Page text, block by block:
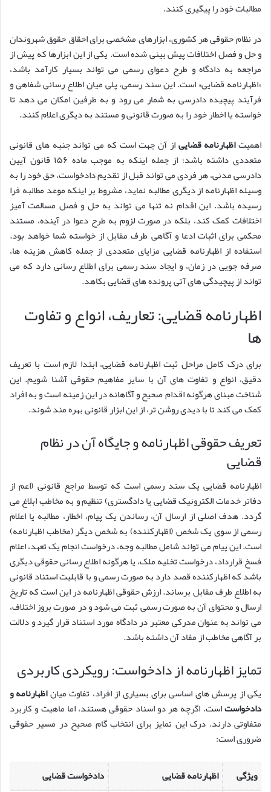
مطالبات خود را پیگیری کنند.
در نظام حقوقی هر کشوری، ابزارهای مشخصی برای احقاق حقوق شهروندان
و حل و فصل اختلافات پیش بینی شده است. یکی از این ابزارها که پیش از
مراجعه به دادگاه و طرح دعوای رسمی می تواند بسیار کارآمد باشد،
«اظهارنامه قضایی» است. این سند رسمی، پلی میان اطلاع رسانی شفاهی و
فرآیند پیچیده دادرسی به شمار می رود و به طرفین امکان می دهد تا
خواسته یا اخطار خود را به صورت قانونی و مستند به دیگری اعلام کنند.
اهمیتاظهارنامه قضاییاز آن جهت است که می تواند جنبه های قانونی
متعددی داشته باشد؛ از جمله اینکه به موجب ماده ۱۵۶ قانون آیین
دادرسی مدنی، هر فردی می تواند قبل از تقدیم دادخواست، حق خود را به
وسیله اظهارنامه از دیگری مطالبه نماید، مشروط بر اینکه موعد مطالبه فرا
رسیده باشد. این اقدام نه تنها می تواند به حل و فصل مسالمت آمیز
اختلافات کمک کند، بلکه در صورت لزوم به طرح دعوا در آینده، مستند
محکمی برای اثبات ادعا و آگاهی طرف مقابل از خواسته شما خواهد بود.
استفاده از اظهارنامه قضایی مزایای متعددی از جمله کاهش هزینه ها،
صرفه جویی در زمان، و ایجاد سند رسمی برای اطلاع رسانی دارد که می
تواند از پیچیدگی های آتی پرونده های قضایی بکاهد.
اظهارنامه قضایی: تعاریف، انواع و تفاوت
ها
برای درک کامل مراحل ثبت اظهارنامه قضایی، ابتدا لازم است با تعریف
دقیق، انواع و تفاوت های آن با سایر مفاهیم حقوقی آشنا شویم. این
شناخت مبنای هرگونه اقدام صحیح و آگاهانه در این زمینه است و به افراد
کمک می کند تا با دیدی روشن تر، از این ابزار قانونی بهره مند شوند.
تعریف حقوقی اظهارنامه و جایگاه آن در نظام
قضایی
اظهارنامه قضایی یک سند رسمی است که توسط مراجع قانونی (اعم از
دفاتر خدمات الکترونیک قضایی یا دادگستری) تنظیم و به مخاطب ابلاغ می
گردد. هدف اصلی از ارسال آن، رساندن یک پیام، اخطار، مطالبه یا اعلام
رسمی از سوی یک شخص (اظهارکننده) به شخص دیگر (مخاطب اظهارنامه)
است. این پیام می تواند شامل مطالبه وجه، درخواست انجام یک تعهد، اعلام
فسخ قرارداد، درخواست تخلیه ملک، یا هرگونه اطلاع رسانی حقوقی دیگری
باشد که اظهارکننده قصد دارد به صورت رسمی و با قابلیت استناد قانونی
به اطلاع طرف مقابل برساند. ارزش حقوقی اظهارنامه در این است که تاریخ
ارسال و محتوای آن به صورت رسمی ثبت می شود و در صورت بروز اختلاف،
می تواند به عنوان مدرکی معتبر در دادگاه مورد استناد قرار گیرد و دلالت
بر آگاهی مخاطب از مفاد آن داشته باشد.
تمایز اظهارنامه از دادخواست: رویکردی کاربردی
یکی از پرسش های اساسی برای بسیاری از افراد، تفاوت میاناظهارنامه و
دادخواستاست. اگرچه هر دو اسناد حقوقی هستند، اما ماهیت و کاربرد
متفاوتی دارند. درک این تمایز برای انتخاب گام صحیح در مسیر حقوقی
ضروری است:
ویژگی اظهارنامه قضایی
دادخواست قضایی